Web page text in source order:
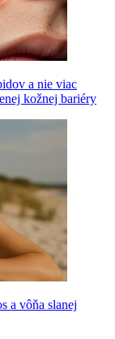
a nie viac
kožnej bariéry
a vôňa slanej